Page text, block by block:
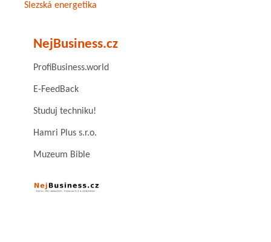
Slezská energetika
NejBusiness.cz
ProfiBusiness.world
E-FeedBack
Studuj techniku!
Hamri Plus s.r.o.
Muzeum Bible